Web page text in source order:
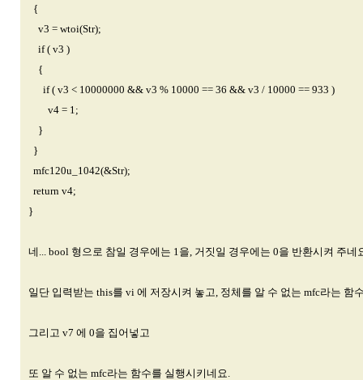
{
v3 = wtoi(Str);
if ( v3 )
{
if ( v3 < 10000000 && v3 % 10000 == 36 && v3 / 10000 == 933 )
v4 = 1;
}
}
mfc120u_1042(&Str);
return v4;
}
네... bool 형으로 참일 경우에는 1을, 거짓일 경우에는 0을 반환시켜 주네
일단 입력받는 this를 vi 에 저장시켜 놓고, 정체를 알 수 없는 mfc라는
그리고 v7 에 0을 집어넣고
또 알 수 없는 mfc라는 함수를 실행시키네요.